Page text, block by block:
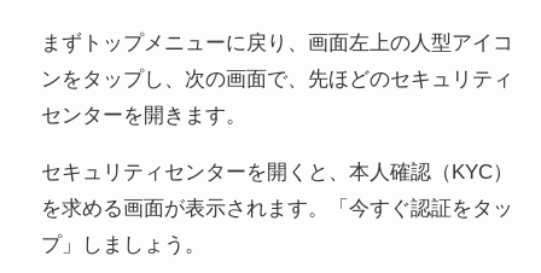
まずトップメニューに戻り、画面左上の人型アイコ
ンをタップし、次の画面で、先ほどのセキュリティ
センターを開きます。
セキュリティセンターを開くと、本人確認（KYC）
を求める画面が表示されます。「今すぐ認証をタッ
プ」しましょう。